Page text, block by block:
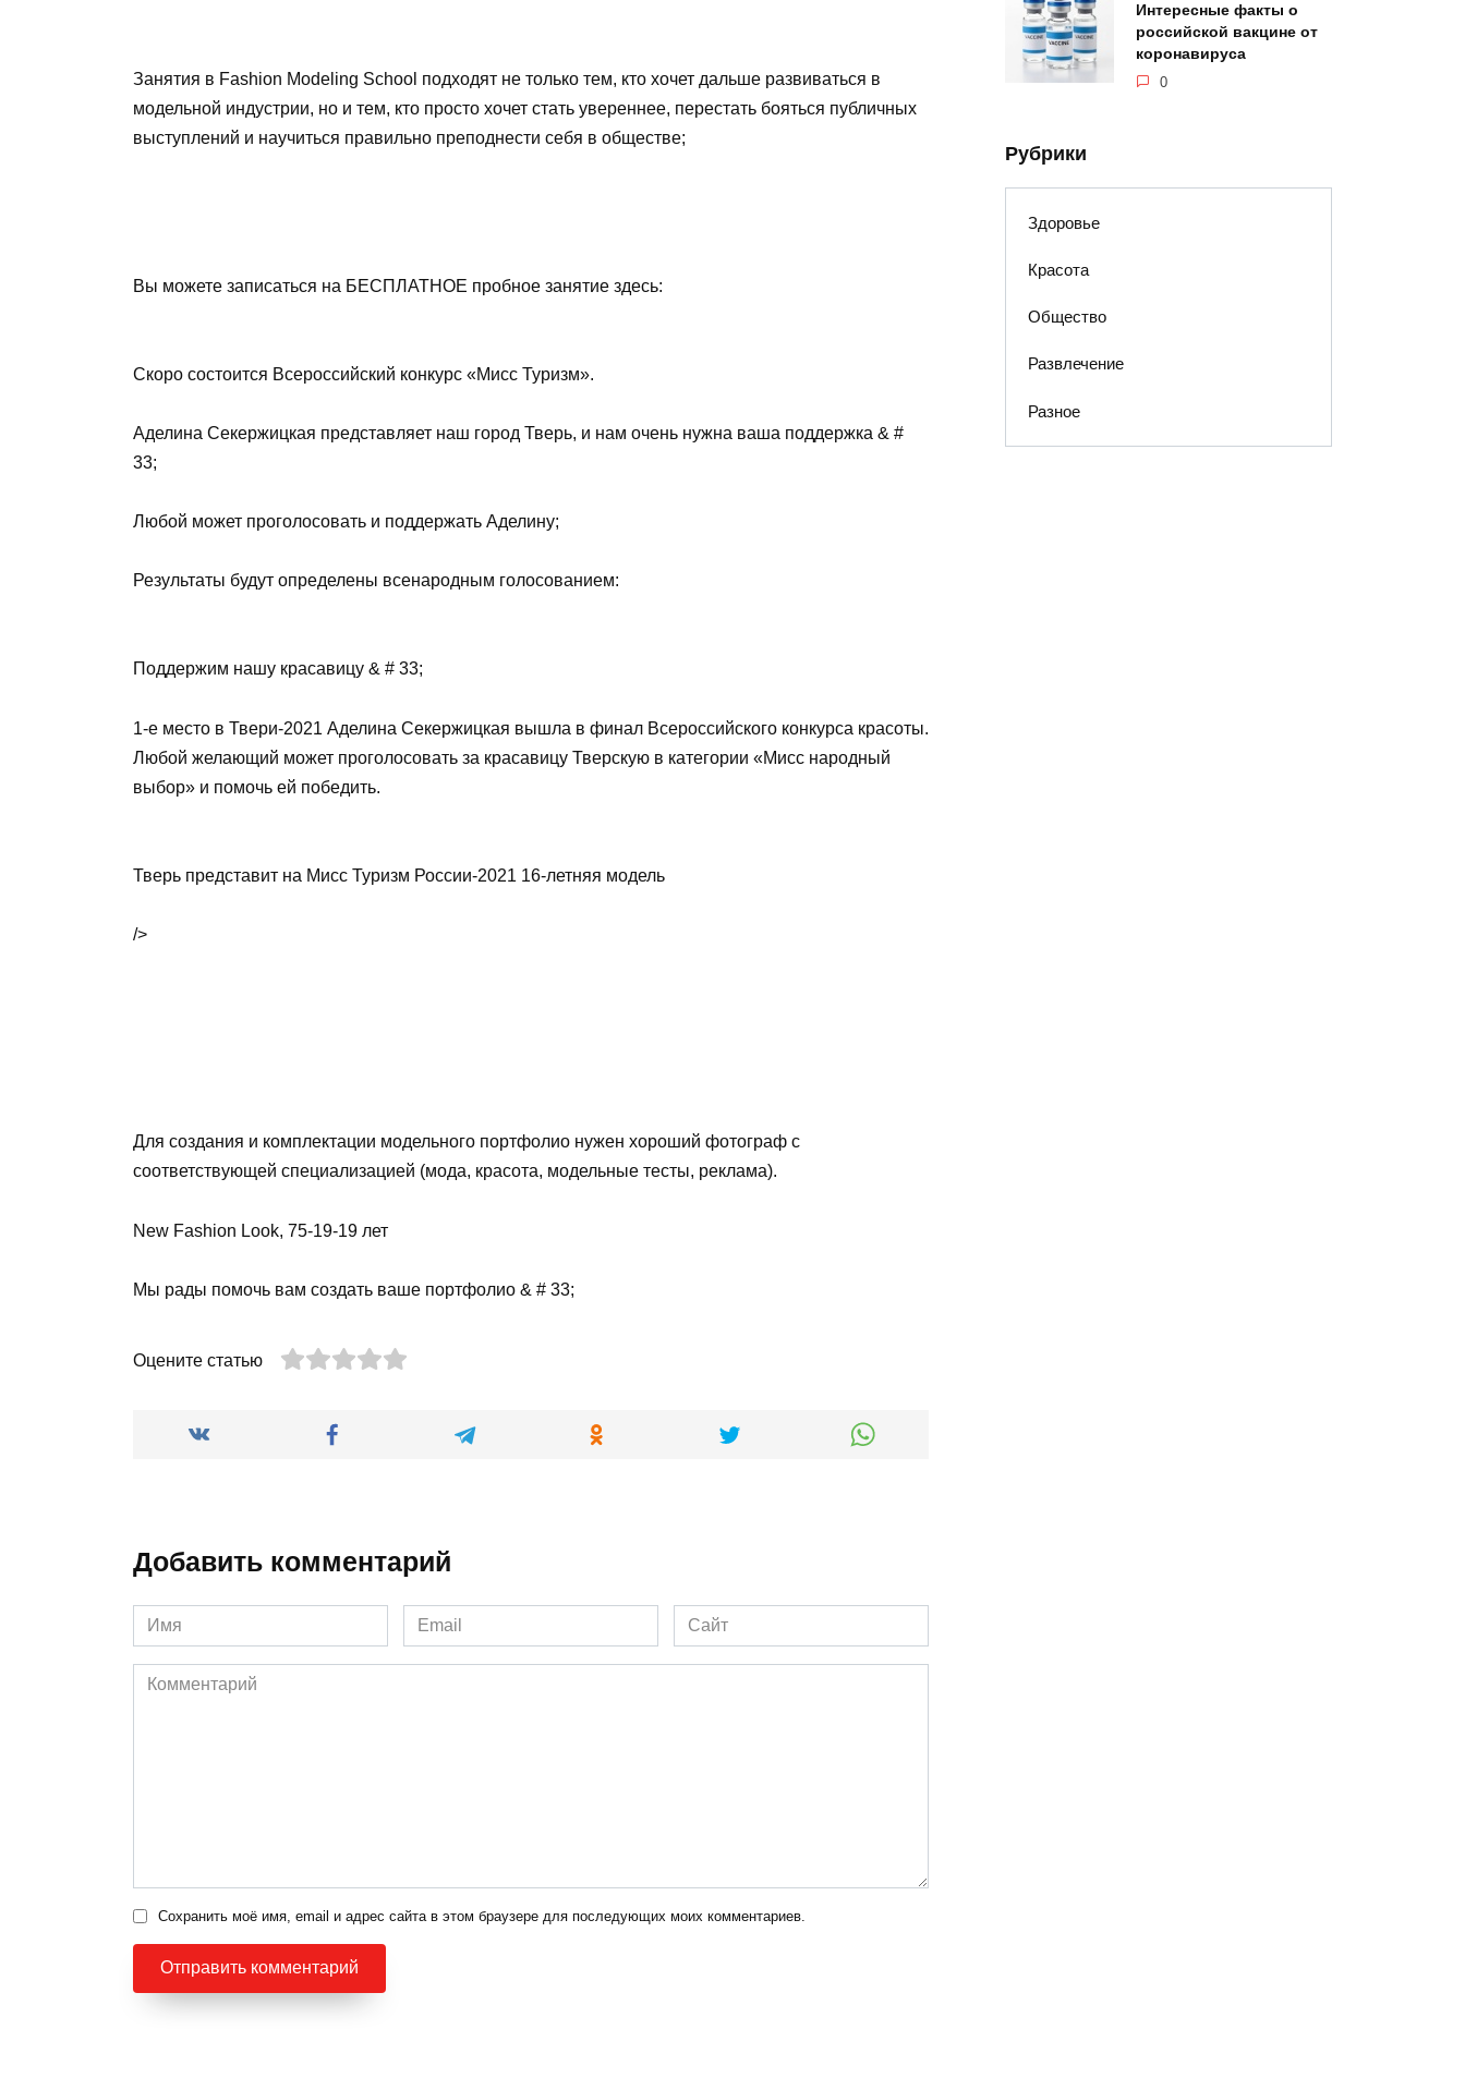
Занятия в Fashion Modeling School подходят не только тем, кто хочет дальше развиваться в
модельной индустрии, но и тем, кто просто хочет стать увереннее, перестать бояться публичных
выступлений и научиться правильно преподнести себя в обществе;
Вы можете записаться на БЕСПЛАТНОЕ пробное занятие здесь:
Скоро состоится Всероссийский конкурс «Мисс Туризм».
Аделина Секержицкая представляет наш город Тверь, и нам очень нужна ваша поддержка & #
33;
Любой может проголосовать и поддержать Аделину;
Результаты будут определены всенародным голосованием:
Поддержим нашу красавицу & # 33;
1-е место в Твери-2021 Аделина Секержицкая вышла в финал Всероссийского конкурса красоты.
Любой желающий может проголосовать за красавицу Тверскую в категории «Мисс народный
выбор» и помочь ей победить.
Тверь представит на Мисс Туризм России-2021 16-летняя модель
/>
Для создания и комплектации модельного портфолио нужен хороший фотограф с
соответствующей специализацией (мода, красота, модельные тесты, реклама).
New Fashion Look, 75-19-19 лет
Мы рады помочь вам создать ваше портфолио & # 33;
Оцените статью
Добавить комментарий
Имя
*
Email
*
Сайт
Комментарий
Сохранить моё имя, email и адрес сайта в этом браузере для последующих моих комментариев.
Интересные факты о
российской вакцине от
коронавируса
0
Рубрики
Здоровье
Красота
Общество
Развлечение
Разное